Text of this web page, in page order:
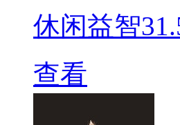
休闲益智
查看